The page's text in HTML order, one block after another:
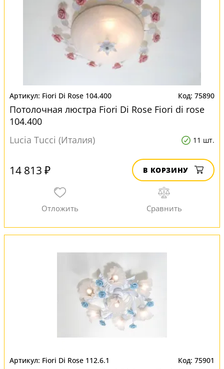
Fiori Di Rose 104.400 75890
Потолочная люстра Fiori Di Rose Fiori di rose
104.400
Lucia Tucci (Италия)
11 шт.
14 813 ₽ В КОРЗИНУ
Fiori Di Rose 112.6.1 75901